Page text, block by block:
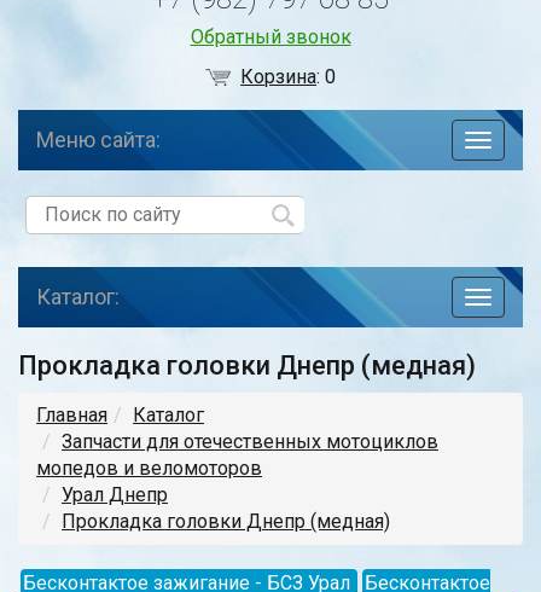
Обратный звонок
Корзина:0
по
Меню сайта:
toggle
Каталог:
Прокладка головки Днепр (медная)
Главная
Каталог
Запчасти для отечественных мотоциклов
мопедов и веломоторов
Урал Днепр
Прокладка головки Днепр (медная)
Бесконтактое зажигание - БСЗ Урал
Бесконтактое